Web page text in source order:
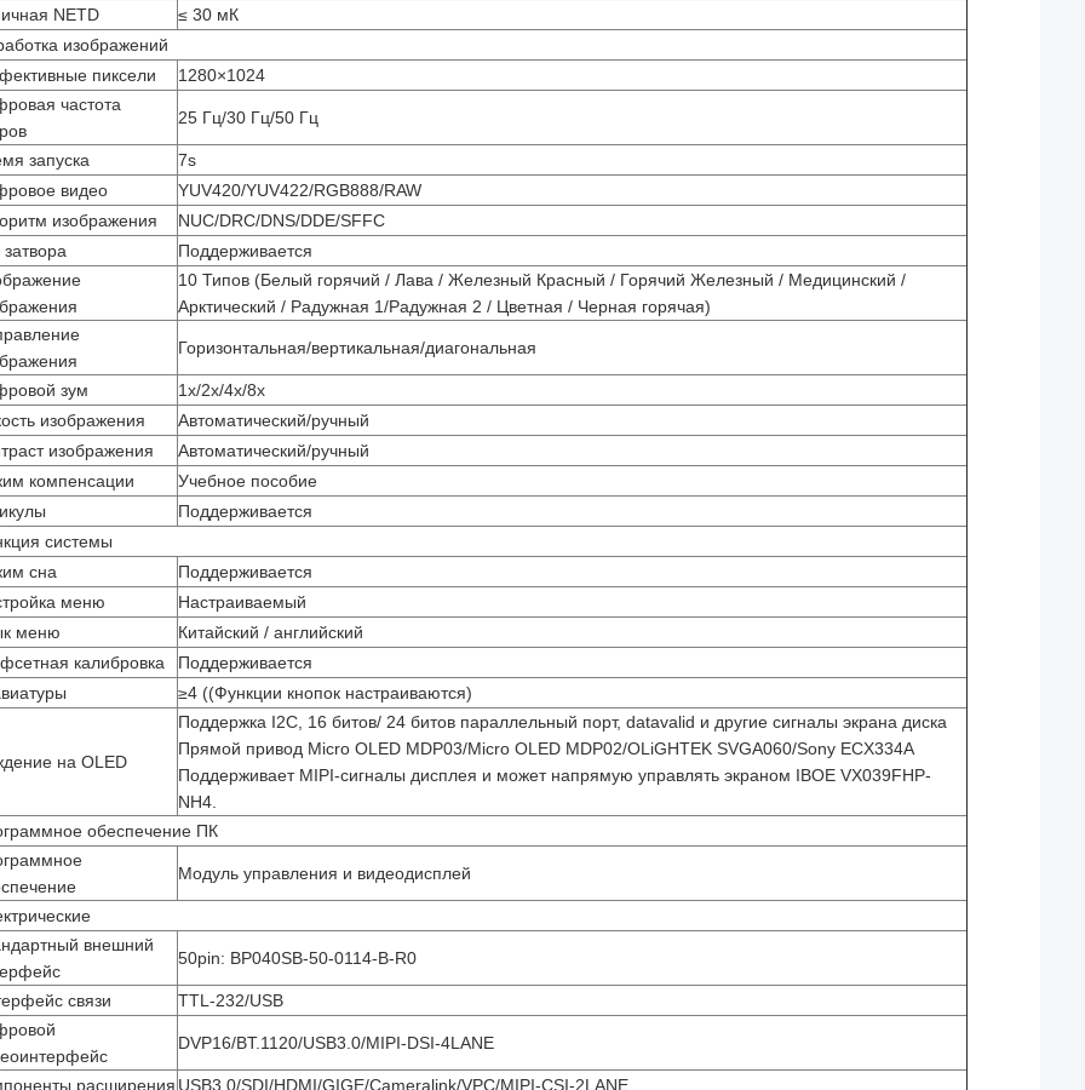
NETD
≤ 30 мК
изображений
пиксели
1280×1024
частота
25 Гц/30 Гц/50 Гц
запуска
7s
видео
YUV420/YUV422/RGB888/RAW
изображения
NUC/DRC/DNS/DDE/SFFC
затвора
Поддерживается
10 Типов (Белый горячий / Лава / Железный Красный / Горячий Железный / Медицинский /
Арктический / Радужная 1/Радужная 2 / Цветная / Черная горячая)
Горизонтальная/вертикальная/диагональная
зум
1х/2х/4х/8х
изображения
Автоматический/ручный
изображения
Автоматический/ручный
компенсации
Учебное пособие
Поддерживается
системы
сна
Поддерживается
меню
Настраиваемый
меню
Китайский / английский
калибровка
Поддерживается
≥4 ((Функции кнопок настраиваются)
на OLED
Поддержка I2C, 16 битов/ 24 битов параллельный порт, datavalid и другие сигналы экрана диска
Прямой привод Micro OLED MDP03/Micro OLED MDP02/OLiGHTEK SVGA060/Sony ECX334A
Поддерживает MIPI-сигналы дисплея и может напрямую управлять экраном IBOE VX039FHP-
NH4.
обеспечение ПК
Модуль управления и видеодисплей
внешний
50pin: BP040SB-50-0114-B-R0
связи
TTL-232/USB
DVP16/BT.1120/USB3.0/MIPI-DSI-4LANE
расширения USB3.0/SDI/HDMI/GIGE/Cameralink/VPC/MIPI-CSI-2LANE